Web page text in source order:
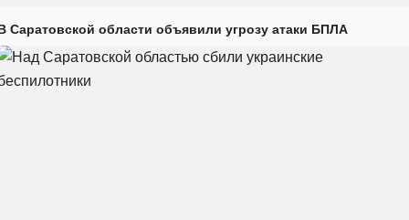
Саратовской области объявили угрозу атаки БПЛА